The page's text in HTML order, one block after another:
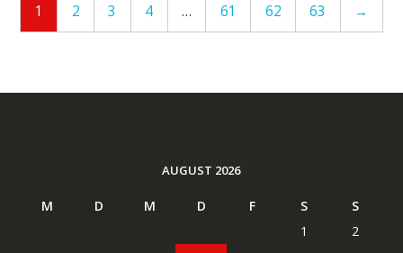
1 2 3 4 … 61 62 63 →
AUGUST 2026
M D M D F S
S
1
2